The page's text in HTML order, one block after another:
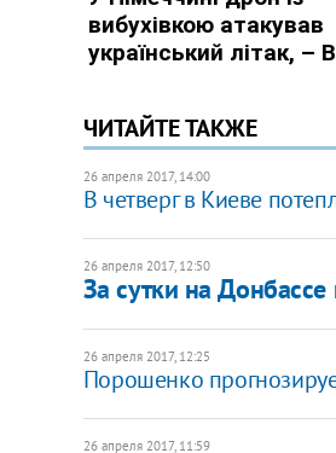
ЧИТАЙТЕ ТАКЖЕ
26 апреля 2017, 14:00
В четверг в Киеве
26 апреля 2017, 12:50
За сутки на
26 апреля 2017, 12:25
Порошенко
26 апреля 2017, 11:59